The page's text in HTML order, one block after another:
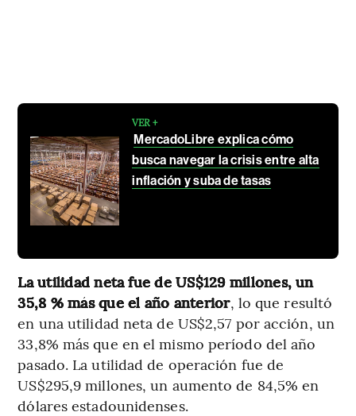
VER +
MercadoLibre explica cómo
busca navegar la crisis entre alta
inflación y suba de tasas
La utilidad neta fue de US$129 millones, un
35,8 % más que el año anterior, lo que resultó
en una utilidad neta de US$2,57 por acción, un
33,8% más que en el mismo período del año
pasado. La utilidad de operación fue de
US$295,9 millones, un aumento de 84,5% en
dólares estadounidenses.